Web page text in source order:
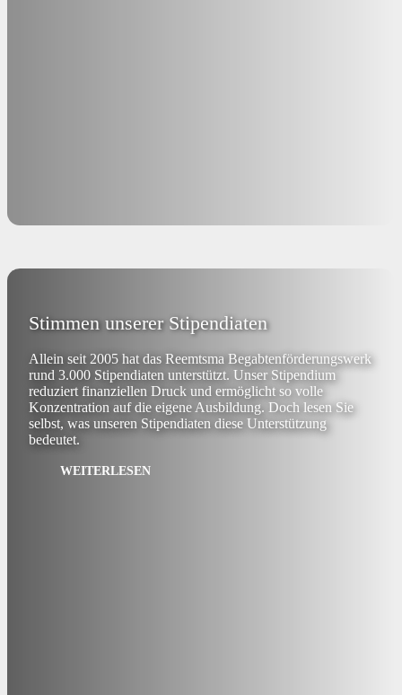
Stimmen unserer Stipendiaten
Allein seit 2005 hat das Reemtsma Begabtenförderungswerk
rund 3.000 Stipendiaten unterstützt. Unser Stipendium
reduziert finanziellen Druck und ermöglicht so volle
Konzentration auf die eigene Ausbildung. Doch lesen Sie
selbst, was unseren Stipendiaten diese Unterstützung
bedeutet.
WEITERLESEN